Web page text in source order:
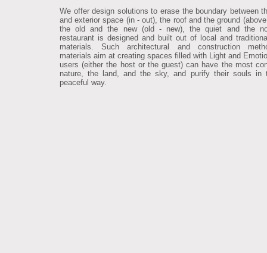
We offer design solutions to erase the boundary between
and exterior space (in - out), the roof and the ground
the old and the new (old - new), the quiet and the
restaurant is designed and built out of local and
materials. Such architectural and construction
materials aim at creating spaces filled with Light and
users (either the host or the guest) can have the most
nature, the land, and the sky, and purify their souls in
peaceful way.